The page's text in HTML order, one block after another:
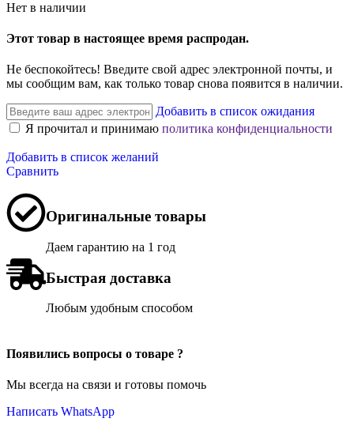
Нет в наличии
Этот товар в настоящее время распродан.
Не беспокойтесь! Введите свой адрес электронной почты, и
мы сообщим вам, как только товар снова появится в наличии.
Добавить в список ожидания
Я прочитал и принимаю политика конфиденциальности
Добавить в список желаний
Сравнить
Оригинальные товары
Даем гарантию на 1 год
Быстрая доставка
Любым удобным способом
Появились вопросы о товаре ?
Мы всегда на связи и готовы помочь
Написать WhatsApp